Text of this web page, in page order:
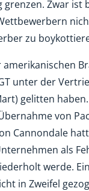
Zwar ist
zu
amerikanischen
unter der
gelitten
von
Cannondale
als
werde.
in Zweifel